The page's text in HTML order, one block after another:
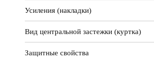
Усиления (накладки)
Вид центральной застежки (куртка)
Защитные свойства